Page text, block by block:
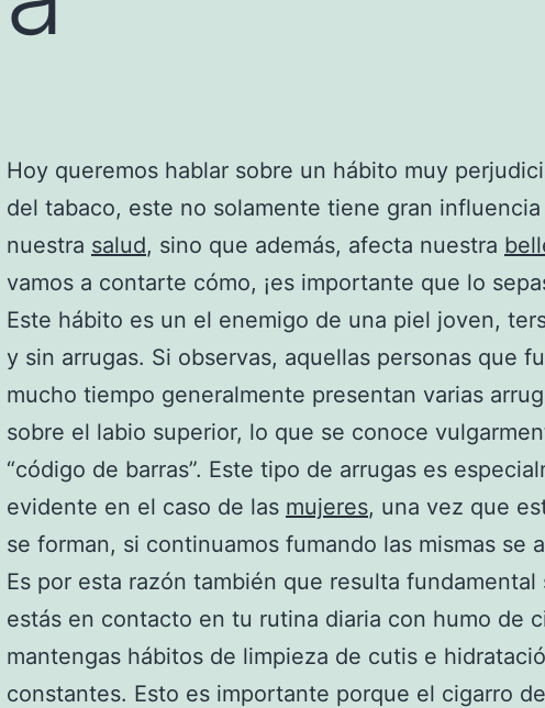
Hoy queremos hablar sobre un hábito muy
del tabaco, este no solamente tiene gran influencia
nuestra salud, sino que además, afecta nuestra
vamos a contarte cómo, ¡es importante que lo
Este hábito es un el enemigo de una piel joven,
y sin arrugas. Si observas, aquellas personas que
mucho tiempo generalmente presentan varias
sobre el labio superior, lo que se conoce
“código de barras”. Este tipo de arrugas es
evidente en el caso de las mujeres, una vez que
se forman, si continuamos fumando las mismas se
Es por esta razón también que resulta fundamental
estás en contacto en tu rutina diaria con humo de
mantengas hábitos de limpieza de cutis e
constantes. Esto es importante porque el cigarro